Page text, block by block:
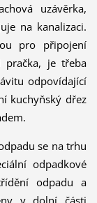
uzávěrka,
na kanalizaci.
pro připojení
je třeba
odpovídající
kuchyňský dřez
se na trhu
odpadkové
odpadu a
v dolní části